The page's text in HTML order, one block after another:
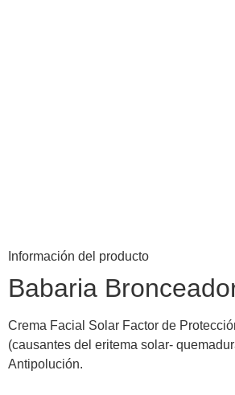
Información del producto
Babaria
Crema Facial Solar Factor de
(causantes del eritema solar-
Antipolución.